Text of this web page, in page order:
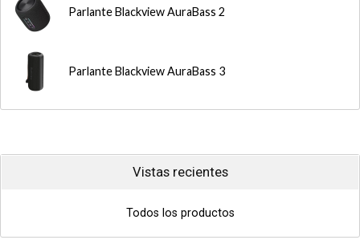
Parlante Blackview AuraBass 2
Parlante Blackview AuraBass 3
Vistas recientes
Todos los productos